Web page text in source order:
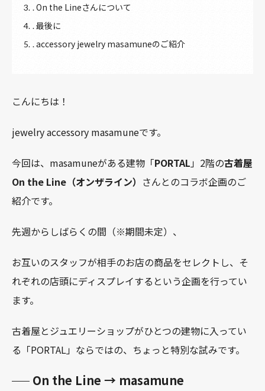
3. On the Lineさんについて
4. 最後に
5. accessory jewelry masamuneのご紹介
こんにちは！
jewelry accessory masamuneです。
今回は、masamuneがある建物「PORTAL 」2階の古着屋
On the Line（オンザライン） さんとのコラボ企画のご
紹介です。
先週からしばらくの間（※期間未定）、
お互いのスタッフが相手のお店の商品をセレクトし、そ
れぞれの店頭にディスプレイするという企画を行ってい
ます。
古着屋とジュエリーショップがひとつの建物に入ってい
る「PORTAL」ならではの、ちょっと特別な試みです。
On the Line → masamune